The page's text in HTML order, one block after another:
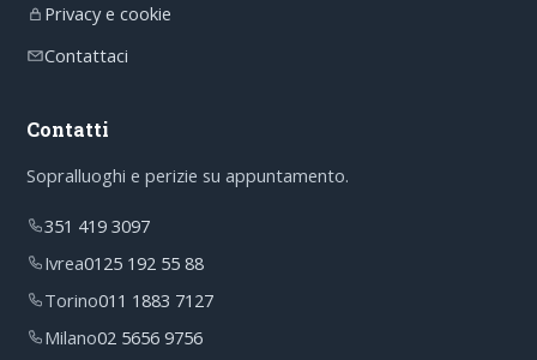
Privacy e cookie
Contattaci
Contatti
Sopralluoghi e perizie su appuntamento.
351 419 3097
Ivrea0125 192 55 88
Torino011 1883 7127
Milano02 5656 9756